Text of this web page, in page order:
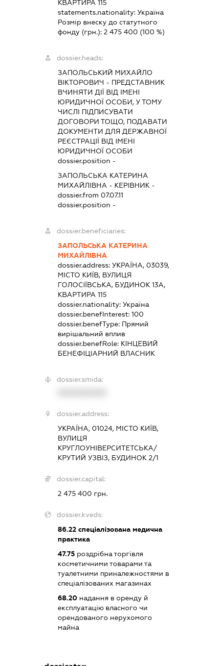
КВАРТИРА 115
statements.nationality: Україна
Розмір внеску до статутного
фонду (грн.): 2 475 400 (100 %)
dossier.heads:
ЗАПОЛЬСЬКИЙ МИХАЙЛО
ВІКТОРОВИЧ - ПРЕДСТАВНИК
ВЧИНЯТИ ДІЇ ВІД ІМЕНІ
ЮРИДИЧНОЇ ОСОБИ, У ТОМУ
ЧИСЛІ ПІДПИСУВАТИ
ДОГОВОРИ ТОЩО, ПОДАВАТИ
ДОКУМЕНТИ ДЛЯ ДЕРЖАВНОЇ
РЕЄСТРАЦІЇ ВІД ІМЕНІ
ЮРИДИЧНОЇ ОСОБИ
dossier.position -
ЗАПОЛЬСЬКА КАТЕРИНА
МИХАЙЛІВНА - КЕРІВНИК -
dossier.from 07.07.11
dossier.position -
dossier.beneficiaries:
ЗАПОЛЬСЬКА КАТЕРИНА
МИХАЙЛІВНА
dossier.address: УКРАЇНА, 03039,
МІСТО КИЇВ, ВУЛИЦЯ
ГОЛОСІЇВСЬКА, БУДИНОК 13А,
КВАРТИРА 115
dossier.nationality: Україна
dossier.benefInterest: 100
dossier.benefType: Прямий
вирішальний вплив
dossier.benefRole: КІНЦЕВИЙ
БЕНЕФІЦІАРНИЙ ВЛАСНИК
dossier.smida:
dossier.address:
УКРАЇНА, 01024, МІСТО КИЇВ,
ВУЛИЦЯ
КРУГЛОУНІВЕРСИТЕТСЬКА/
КРУТИЙ УЗВІЗ, БУДИНОК 2/1
dossier.capital:
2 475 400 грн.
dossier.kveds:
86.22спеціалізована медична
практика
47.75роздрібна торгівля
косметичними товарами та
туалетними приналежностями в
спеціалізованих магазинах
68.20надання в оренду й
експлуатацію власного чи
орендованого нерухомого
майна